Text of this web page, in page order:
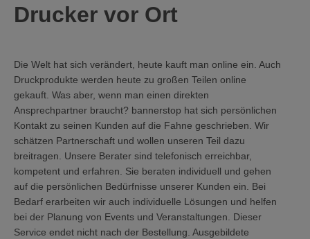
Drucker vor Ort
Die Welt hat sich verändert, heute kauft man online ein. Auch
Druckprodukte werden heute zu großen Teilen online
gekauft. Was aber, wenn man einen direkten
Ansprechpartner braucht? bannerstop hat sich persönlichen
Kontakt zu seinen Kunden auf die Fahne geschrieben. Wir
schätzen Partnerschaft und wollen unseren Teil dazu
breitragen. Unsere Berater sind telefonisch erreichbar,
kompetent und erfahren. Sie beraten individuell und gehen
auf die persönlichen Bedürfnisse unserer Kunden ein. Bei
Bedarf erarbeiten wir auch individuelle Lösungen und helfen
bei der Planung von Events und Veranstaltungen. Dieser
Service endet nicht nach der Bestellung. Ausgebildete